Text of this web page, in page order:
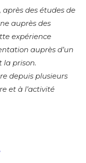
des études de
auprès des
expérience
auprès d’un
la prison.
depuis plusieurs
et à l’activité